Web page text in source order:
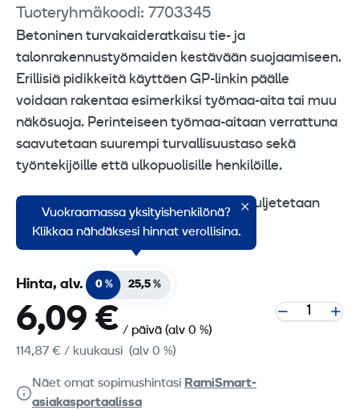
Tuoteryhmäkoodi: 7703345
Betoninen turvakaideratkaisu tie- ja
talonrakennustyömaiden kestävään suojaamiseen.
Erillisiä pidikkeitä käyttäen GP-linkin päälle
voidaan rakentaa esimerkiksi työmaa-aita tai muu
näkösuoja. Perinteiseen työmaa-aitaan verrattuna
saavutetaan suurempi turvallisuustaso sekä
työntekijöille että ulkopuolisille henkilöille.
Luokitus K2. Ajoneuvoyhdistelmällä kuljetetaan
noin 60 metriä elementtiä kerrallaan.
Vuokraamassa yksityishenkilönä?
Klikkaa nähdäksesi hinnat verollisina.
Hinta, alv. 0 % 25,5 %
6,09 € / päivä (alv 0 %)
114,87 € / kuukausi (alv 0 %)
Näet omat sopimushintasi RamiSmart-
asiakasportaalissa